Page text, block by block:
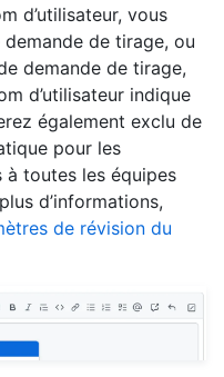
d’utilisateur, vous
de tirage, ou
demande de tirage,
d’utilisateur indique
également exclu de
pour les
toutes les équipes
d’informations,
de révision du